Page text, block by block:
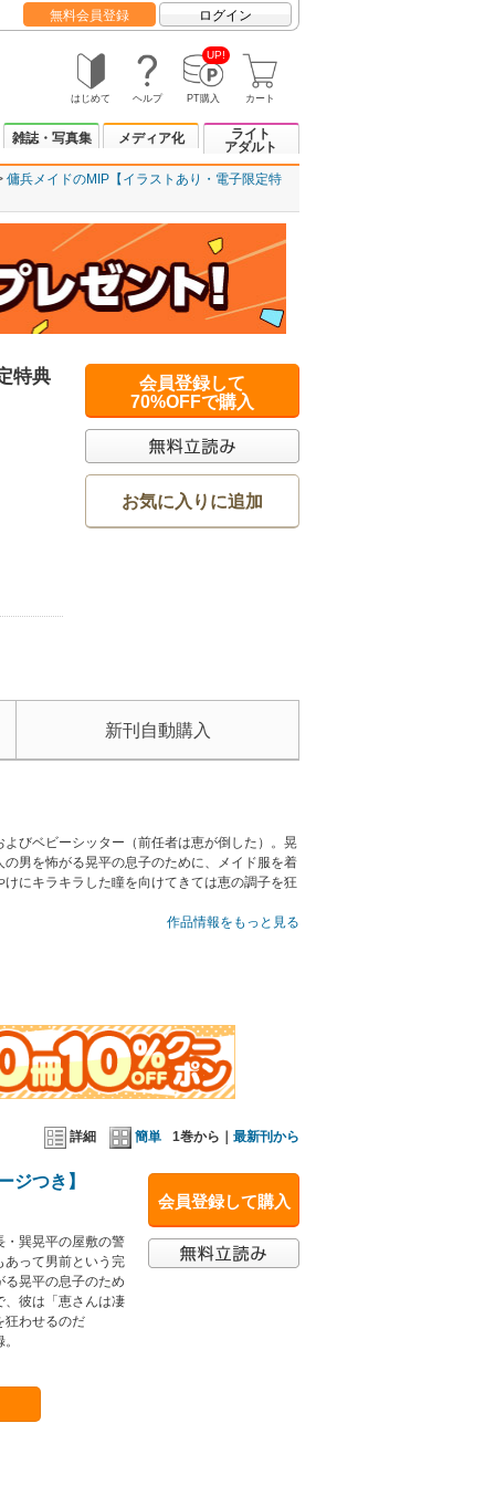
無料会員登録 ログイン
はじめて ヘルプ
UP!
PT購入 カート
雑誌・写真集 メディア化
ライト
アダルト
傭兵メイドのMIP【イラストあり・電子限定特
特典
会員登録して
70%OFFで購入
お気に入りに追加
新刊自動購入
びベビーシッター（前任者は恵が倒した）。晃
男を怖がる晃平の息子のために、メイド服を着
にキラキラした瞳を向けてきては恵の調子を狂
作品情報をもっと見る
詳細 簡単 1巻から｜ 最新刊から
会員登録して購入
ジつき】
・巽晃平の屋敷の警
あって男前という完
晃平の息子のため
、彼は「恵さんは凄
狂わせるのだ